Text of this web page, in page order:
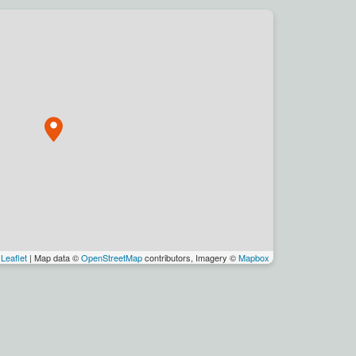
Leaflet | Map data ©OpenStreetMapcontributors, Imagery ©Mapbox